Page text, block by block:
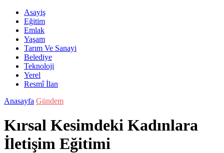
Asayiş
Eğitim
Emlak
Yaşam
Tarım Ve Sanayi
Belediye
Teknoloji
Yerel
Resmî İlan
Anasayfa Gündem
Kırsal Kesimdeki Kadınlara
İletişim Eğitimi